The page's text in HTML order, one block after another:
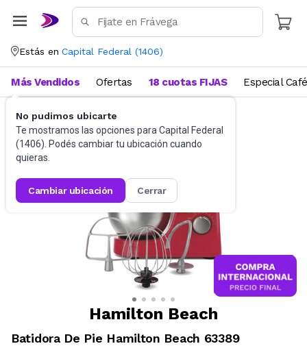
Estás en Capital Federal (1406)
No pudimos ubicarte
Te mostramos las opciones para Capital Federal
(1406). Podés cambiar tu ubicación cuando
quieras.
cambiar ubicación cerrar
Más Vendidos Ofertas 18 cuotas FIJAS Especial Café
Batidoras Batidoras de pie
Hamilton Beach
Batidora De Pie Hamilton Beach 63389